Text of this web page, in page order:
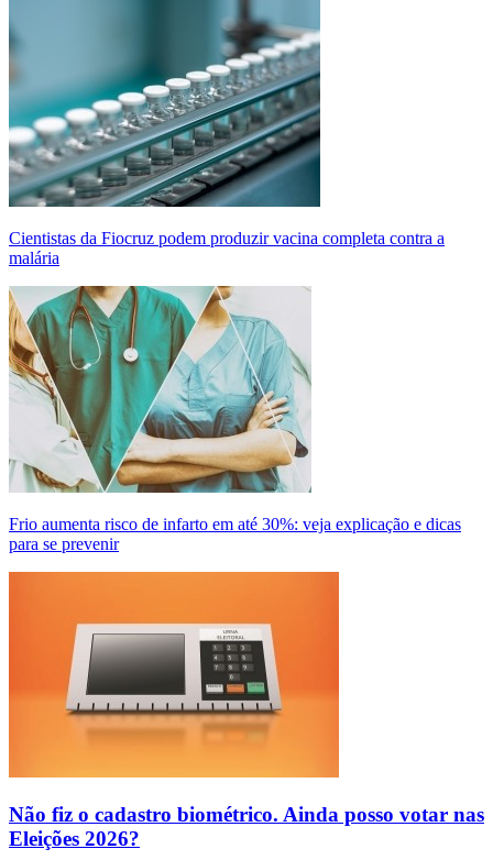
Cientistas da Fiocruz podem produzir vacina completa contra a
malária
Frio aumenta risco de infarto em até 30%: veja explicação e dicas
para se prevenir
Não fiz o cadastro biométrico. Ainda posso votar nas
Eleições 2026?